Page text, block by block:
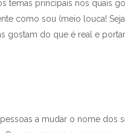
temas principais nos quais
como sou (meio louca!
gostam do que é real e
a mudar o nome dos